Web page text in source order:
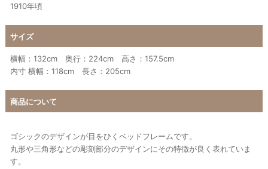
1910年頃
サイズ
横幅：132cm 奥行：224cm 高さ：157.5cm
内寸 横幅：118cm 長さ：205cm
商品について
ゴシックのデザインが目をひくベッドフレームです。
丸形や三角形などの彫刻部分のデザインにその特徴が良く表れていま
す。